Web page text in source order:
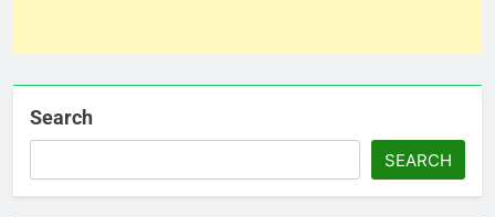
Search
SEARCH